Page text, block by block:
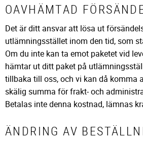
OAVHÄMTAD
Det är ditt ansvar att lösa ut
utlämningsstället inom den tid, som
Om du inte kan ta emot paketet vid
hämtar ut ditt paket på
tillbaka till oss, och vi kan då komma
skälig summa för frakt- och
Betalas inte denna kostnad, lämnas
ÄNDRING AV